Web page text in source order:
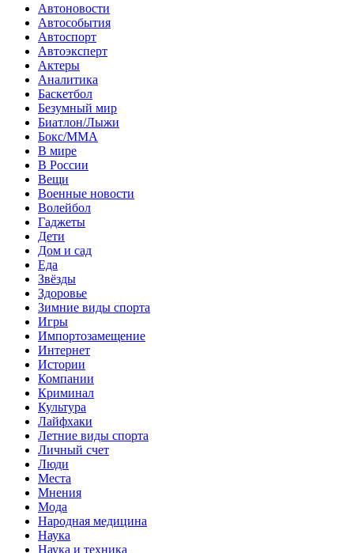
Автоновости
Автособытия
Автоспорт
Автоэксперт
Актеры
Аналитика
Баскетбол
Безумный мир
Биатлон/Лыжи
Бокс/MMA
В мире
В России
Вещи
Военные новости
Волейбол
Гаджеты
Дети
Дом и сад
Еда
Звёзды
Здоровье
Зимние виды спорта
Игры
Импортозамещение
Интернет
Истории
Компании
Криминал
Культура
Лайфхаки
Летние виды спорта
Личный счет
Люди
Места
Мнения
Мода
Народная медицина
Наука
Наука и техника